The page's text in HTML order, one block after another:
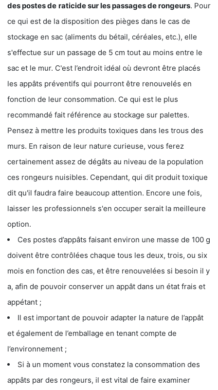
des postes de raticide sur les passages de rongeurs. Pour
ce qui est de la disposition des pièges dans le cas de
stockage en sac (aliments du bétail, céréales, etc.), elle
s'effectue sur un passage de 5 cm tout au moins entre le
sac et le mur. C'est l’endroit idéal où devront être placés
les appâts préventifs qui pourront être renouvelés en
fonction de leur consommation. Ce qui est le plus
recommandé fait référence au stockage sur palettes.
Pensez à mettre les produits toxiques dans les trous des
murs. En raison de leur nature curieuse, vous ferez
certainement assez de dégâts au niveau de la population
ces rongeurs nuisibles. Cependant, qui dit produit toxique
dit qu'il faudra faire beaucoup attention. Encore une fois,
laisser les professionnels s'en occuper serait la meilleure
option.
Ces postes d’appâts faisant environ une masse de 100 g
doivent être contrôlées chaque tous les deux, trois, ou six
mois en fonction des cas, et être renouvelées si besoin il y
a, afin de pouvoir conserver un appât dans un état frais et
appétant ;
Il est important de pouvoir adapter la nature de l’appât
et également de l’emballage en tenant compte de
l’environnement ;
Si à un moment vous constatez la consommation des
appâts par des rongeurs, il est vital de faire examiner